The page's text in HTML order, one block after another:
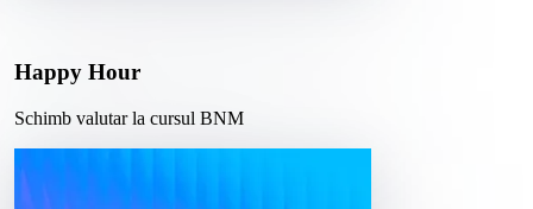
Happy Hour
Schimb valutar la cursul BNM